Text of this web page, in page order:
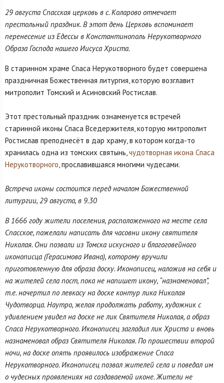
29 августа Спасская церковь в с. Коларово отмечает
престольный праздник. В этот день Церковь вспоминает
перенесение из Едессы в Константинополь Нерукотворного
Образа Господа нашего Иисуса Христа.
В старинном храме Спаса Нерукотворного будет совершена
праздничная Божественная литургия, которую возглавит
митрополит Томский и Асиновский Ростислав.
Этот престольный праздник ознаменуется встречей
старинной иконы Спаса Вседержителя, которую митрополит
Ростислав преподнесёт в дар храму, в котором когда-то
хранилась одна из томских святынь,чудотворная икона Спаса
Нерукотворного, прославившаяся многими чудесами.
Встреча иконы состоится перед началом Божественной
литургии, 29 августа, в 9.30
В 1666 году жители поселения, расположенного на месте села
Спасское, пожелали написать для часовни икону святителя
Николая. Они позвали из Томска искусного и благоговейного
иконописца (Герасимова Ивана), которому вручили
приготовленную для образа доску. Иконописец, наложив на себя и
на жителей села пост, пока не напишет икону, “назнаменовал”,
т.е. начертил по левкасу на доске контур лика Николая
Чудотворца. Наутро, желая продолжать работу, художник с
удивлением увидел на доске не лик Святителя Николая, а образ
Спаса Нерукотворного. Иконописец загладил лик Христа и вновь
назнаменовал образ Святителя Николая. По прошествии второй
ночи, на доске опять проявилось изображение Спаса
Нерукотворного. Иконописец позвал жителей села и поведал им
о чудесных проявлениях на создаваемой иконе. Жители не